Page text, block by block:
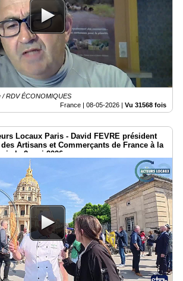
/ RDV ÉCONOMIQUES
France | 08-05-2026 | Vu 31568 fois
Locaux Paris - David FEVRE président
Artisans et Commerçants de France à la
le 2 mai 2026